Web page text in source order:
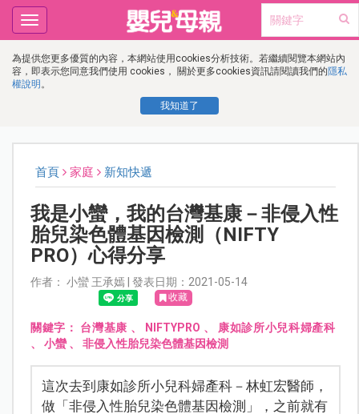
為提供您更多優質的內容，本網站使用cookies分析技術。若繼續閱覽本網站內
容，即表示您同意我們使用 cookies， 關於更多cookies資訊請閱讀我們的隱私
權說明 。
我知道了
Toggle
navigation
首頁 家庭 新知快遞
我是小蠻，我的台灣基康－非侵入性
胎兒染色體基因檢測（NIFTY
PRO）心得分享
作者： 小蠻 王承嫣 | 發表日期：2021-05-14
收藏
關鍵字： 台灣基康 、 NIFTYPRO 、 康如診所小兒科婦產科
、 小蠻、 非侵入性胎兒染色體基因檢測
這次去到康如診所小兒科婦產科－林虹宏醫師，
做「非侵入性胎兒染色體基因檢測」，之前就有